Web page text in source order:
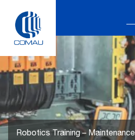
content
Robotics Training – Maintenance